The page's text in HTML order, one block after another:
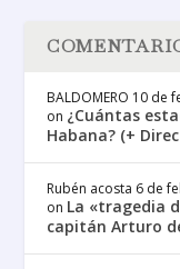
BALDOMERO 10 de
on ¿Cuántas
Habana? (+
Rubén acosta 6 de
on La «tragedia
capitán Arturo